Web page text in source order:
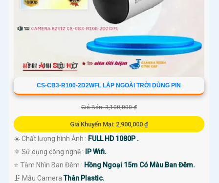
CS-CB3-R100-2D2WFL LẮP NGOÀI TRỜI DÙNG PIN
Giá Bán: 3,100,000 ₫
Giá Khuyến Mại: 2,900,000 ₫
☀️ Chất lượng hình Ảnh : FULL HD 1080P .
⚛️ Sử dụng công nghệ :
IP Wifi.
⭐ Tầm Nhìn Ban Đêm : Hồng Ngoại 15m Có Màu Ban Đêm.
🗜️ Mẫu CameraThân Plastic.